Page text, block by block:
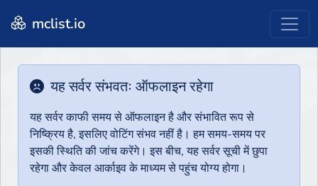
mclist.io
यह सर्वर संभवतः ऑफलाइन रहेगा
यह सर्वर काफी समय से ऑफलाइन है और संभावित रूप से
निष्क्रिय है, इसलिए वोटिंग संभव नहीं है। हम समय-समय पर
इसकी स्थिति की जांच करेंगे। इस बीच, यह सर्वर सूची में छुपा
रहेगा और केवल आर्काइव के माध्यम से पहुंच योग्य होगा।